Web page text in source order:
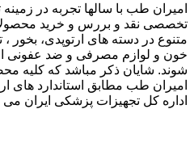
امیران طب با سالها تجربه در
تخصصی نقد و بررس و خرید
متنوع در دسته های ارتوپدی، بخور
خون و لوازم مصرفی و ضد عفونی
شوند. شایان ذکر مباشد که
امیران طب مطابق استاندارد های
اداره کل تجهیزات پزشکی ایران می